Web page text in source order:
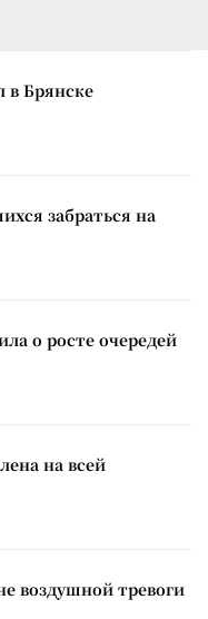
в Брянске
забраться на
о росте очередей
на всей
воздушной тревоги